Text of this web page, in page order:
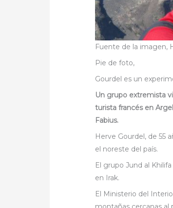
Fuente de la imagen,
Pie de foto,
Gourdel es un
Un grupo extremista
turista francés en
Fabius.
Herve Gourdel, de 55
el noreste del país.
El grupo Jund al
en Irak.
El Ministerio del